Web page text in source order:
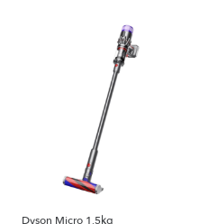
Dyson Micro 1.5kg